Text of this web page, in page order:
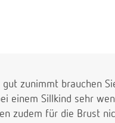
gut zunimmt brauchen
einem Sillkind sehr
zudem für die Brust